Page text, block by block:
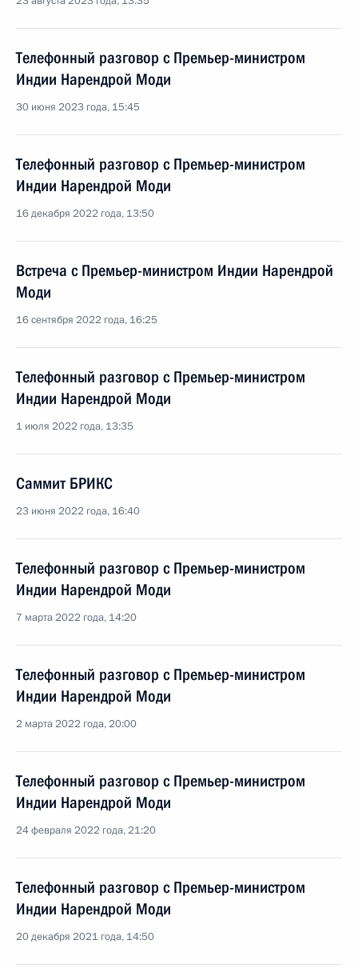
Телефонный разговор с Премьер-министром
Индии Нарендрой Моди
30 июня 2023 года, 15:45
Телефонный разговор с Премьер-министром
Индии Нарендрой Моди
16 декабря 2022 года, 13:50
Встреча с Премьер-министром Индии Нарендрой
Моди
16 сентября 2022 года, 16:25
Телефонный разговор с Премьер-министром
Индии Нарендрой Моди
1 июля 2022 года, 13:35
Саммит БРИКС
23 июня 2022 года, 16:40
Телефонный разговор с Премьер-министром
Индии Нарендрой Моди
7 марта 2022 года, 14:20
Телефонный разговор с Премьер-министром
Индии Нарендрой Моди
2 марта 2022 года, 20:00
Телефонный разговор с Премьер-министром
Индии Нарендрой Моди
24 февраля 2022 года, 21:20
Телефонный разговор с Премьер-министром
Индии Нарендрой Моди
20 декабря 2021 года, 14:50